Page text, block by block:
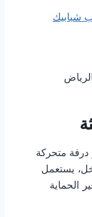
شبابيك
درفة متحركة
يستعمل
الحماية